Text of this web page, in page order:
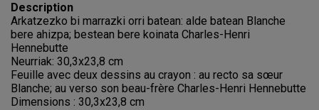
Description
Arkatzezko bi marrazki orri batean: alde batean Blanche
bere ahizpa; bestean bere koinata Charles-Henri
Hennebutte
Neurriak: 30,3x23,8 cm
Feuille avec deux dessins au crayon : au recto sa sœur
Blanche; au verso son beau-frère Charles-Henri Hennebutte
Dimensions : 30,3x23,8 cm